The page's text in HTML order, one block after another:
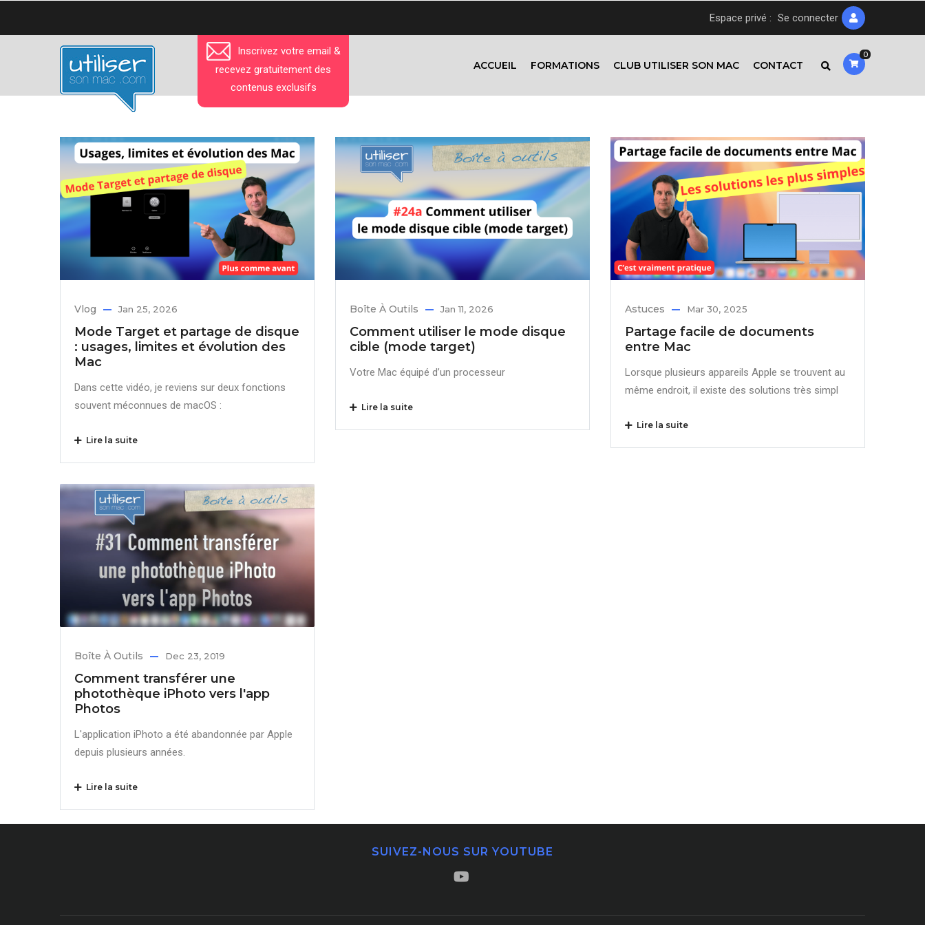
Espace privé : Se connecter
ACCUEIL FORMATIONS CLUB UTILISER SON MAC CONTACT
Inscrivez votre email &
recevez gratuitement des
contenus exclusifs
0
Vlog Jan 25, 2026
Mode Target et partage de disque
: usages, limites et évolution des
Mac
Dans cette vidéo, je reviens sur deux fonctions
souvent méconnues de macOS :
Lire la suite
Boîte À Outils Jan 11, 2026
Comment utiliser le mode disque
cible (mode target)
Votre Mac équipé d’un processeur
Lire la suite
Astuces Mar 30, 2025
Partage facile de documents
entre Mac
Lorsque plusieurs appareils Apple se trouvent au
même endroit, il existe des solutions très simpl
Lire la suite
Boîte À Outils Dec 23, 2019
Comment transférer une
photothèque iPhoto vers l'app
Photos
L'application iPhoto a été abandonnée par Apple
depuis plusieurs années.
Lire la suite
SUIVEZ-NOUS SUR YOUTUBE